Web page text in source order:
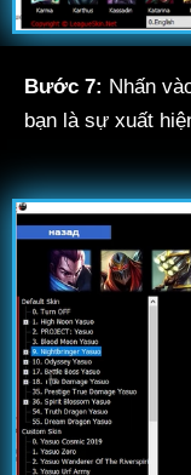
Bước 7: Nhấn
bạn là sự xuất